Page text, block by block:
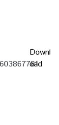
Downl
oad